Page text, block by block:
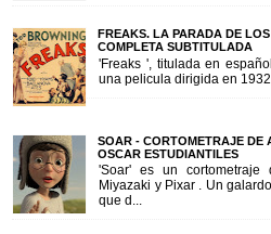
FREAKS. LA PARADA DE
COMPLETA SUBTITULADA
'Freaks ', titulada en
una pelicula dirigida en
SOAR - CORTOMETRAJE DE
OSCAR ESTUDIANTILES
'Soar' es un
Miyazaki y Pixar . Un
que d...